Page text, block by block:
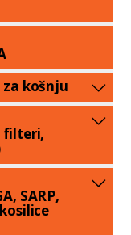
za košnju
filteri,
SARP,